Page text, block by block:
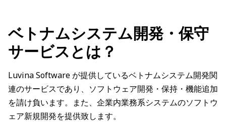
ベトナムシステム開発・保守
サービスとは？
Luvina Software が提供しているベトナムシステム開発関
連のサービスであり、ソフトウェア開発・保持・機能追加
を請け負います。また、企業内業務系システムのソフトウ
ェア新規開発を提供致します。